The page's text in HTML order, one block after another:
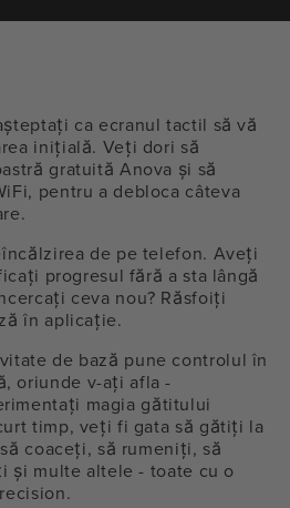
ca ecranul tactil să vă
inițială. Veți dori să
gratuită Anova și să
pentru a debloca câteva
de pe telefon. Aveți
progresul fără a sta lângă
ceva nou? Răsfoiți
în aplicație.
de bază pune controlul în
oriunde v-ați afla -
magia gătitului
timp, veți fi gata să gătiți la
coaceți, să rumeniți, să
și multe altele - toate cu o